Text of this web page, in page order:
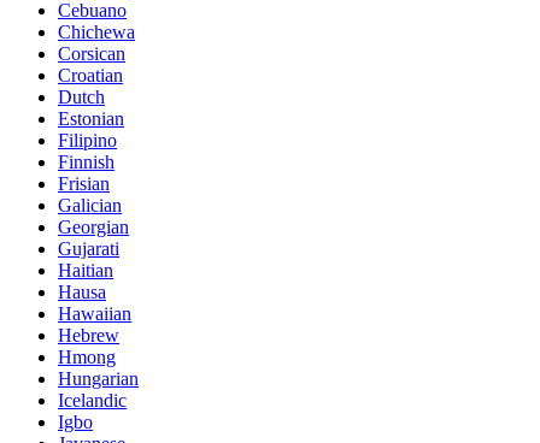
Cebuano
Chichewa
Corsican
Croatian
Dutch
Estonian
Filipino
Finnish
Frisian
Galician
Georgian
Gujarati
Haitian
Hausa
Hawaiian
Hebrew
Hmong
Hungarian
Icelandic
Igbo